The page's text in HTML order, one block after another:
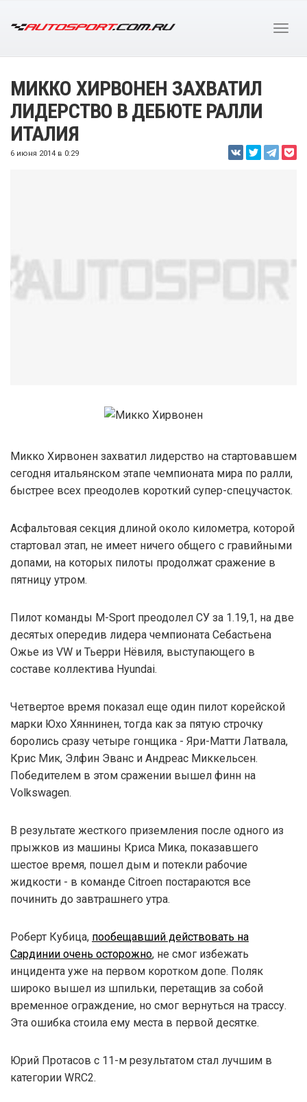
МИККО ХИРВОНЕН ЗАХВАТИЛ
ЛИДЕРСТВО В ДЕБЮТЕ РАЛЛИ
ИТАЛИЯ
6 июня 2014 в 0:29
Микко Хирвонен захватил лидерство на стартовавшем
сегодня итальянском этапе чемпионата мира по ралли,
быстрее всех преодолев короткий супер-спецучасток.
Асфальтовая секция длиной около километра, которой
стартовал этап, не имеет ничего общего с гравийными
допами, на которых пилоты продолжат сражение в
пятницу утром.
Пилот команды M-Sport преодолел СУ за 1.19,1, на две
десятых опередив лидера чемпионата Себастьена
Ожье из VW и Тьерри Нёвиля, выступающего в
составе коллектива Hyundai.
Четвертое время показал еще один пилот корейской
марки Юхо Хяннинен, тогда как за пятую строчку
боролись сразу четыре гонщика - Яри-Матти Латвала,
Крис Мик, Элфин Эванс и Андреас Миккельсен.
Победителем в этом сражении вышел финн на
Volkswagen.
В результате жесткого приземления после одного из
прыжков из машины Криса Мика, показавшего
шестое время, пошел дым и потекли рабочие
жидкости - в команде Citroen постараются все
починить до завтрашнего утра.
Роберт Кубица, пообещавший действовать на
Сардинии очень осторожно, не смог избежать
инцидента уже на первом коротком допе. Поляк
широко вышел из шпильки, перетащив за собой
временное ограждение, но смог вернуться на трассу.
Эта ошибка стоила ему места в первой десятке.
Юрий Протасов с 11-м результатом стал лучшим в
категории WRC2.